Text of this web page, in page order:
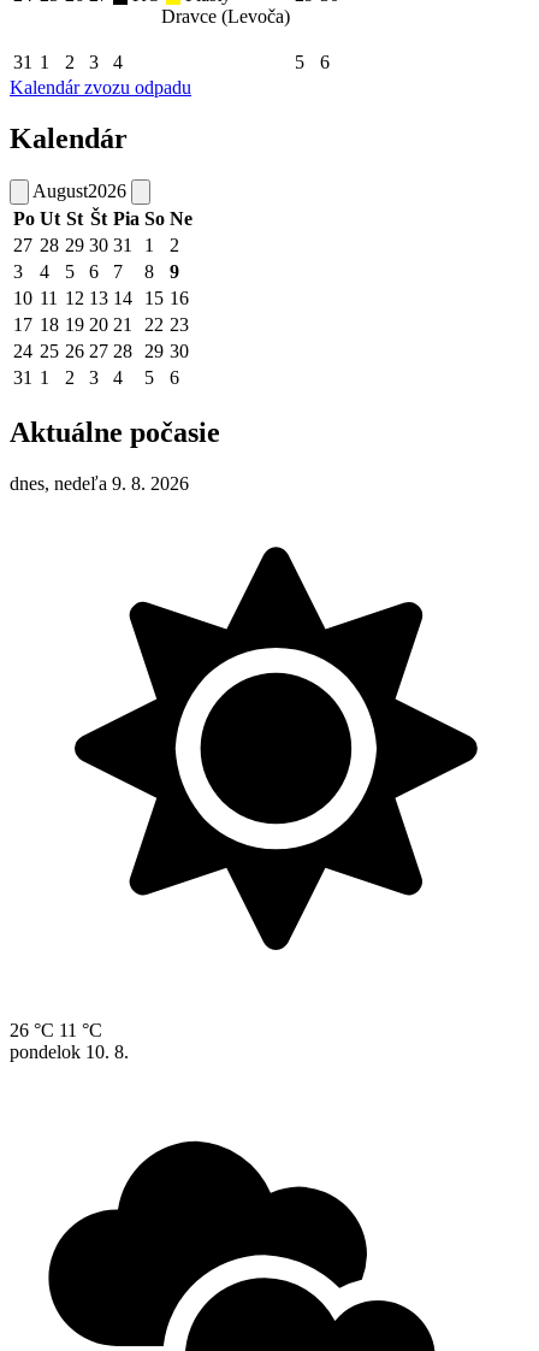
Dravce (Levoča)
31 1 2 3 4 5
6
Kalendár zvozu odpadu
Kalendár
August2026
Po Ut St Št Pia So Ne
27 28 29 30 31 1
2
3
4 5 6 7 8
9
10 11 12 13 14 15 16
17 18 19 20 21 22 23
24 25 26 27 28 29 30
31 1 2 3 4 5 6
Aktuálne počasie
dnes, nedeľa 9. 8. 2026
26 °C 11 °C
pondelok 10. 8.